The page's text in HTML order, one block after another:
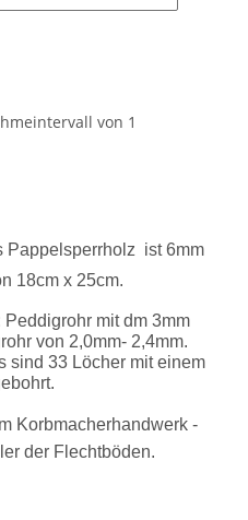
von 1
Pappelsperrholz ist 6mm
18cm x 25cm.
mit dm 3mm
von 2,0mm- 2,4mm.
sind 33 Löcher mit einem
Korbmacherhandwerk -
der Flechtböden.